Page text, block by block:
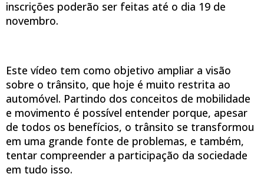
inscrições poderão ser feitas até o dia 19 de
novembro.
Este vídeo tem como objetivo ampliar a visão
sobre o trânsito, que hoje é muito restrita ao
automóvel. Partindo dos conceitos de mobilidade
e movimento é possível entender porque, apesar
de todos os benefícios, o trânsito se transformou
em uma grande fonte de problemas, e também,
tentar compreender a participação da sociedade
em tudo isso.